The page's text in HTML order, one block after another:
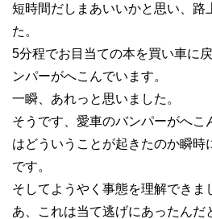
短時間だしまあいいかと思い、路
た。
5分程でお目当ての本を買い車に
ンパーがへこんでいます。
一瞬、あれっと思いました。
そうです、愛車のバンパーがへこ
はどういうことが起きたのか瞬時
です。
そしてようやく事態を理解できま
あ、これは当て逃げにあったんだ